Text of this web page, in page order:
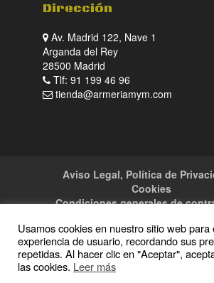
Dirección
Av. Madrid 122, Nave 1
Arganda del Rey
28500 Madrid
Tlf: 91 199 46 96
tienda@armeriamym.com
Aviso Legal, Política de
Cookies
Condiciones generales de
Usamos cookies en nuestro sitio web
experiencia de usuario, recordando sus
repetidas. Al hacer clic en "Aceptar",
las cookies. Leer más